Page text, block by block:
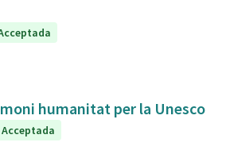
humanitat per la Unesco
Acceptada